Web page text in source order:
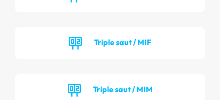
Triple saut / MIF
Triple saut / MIM